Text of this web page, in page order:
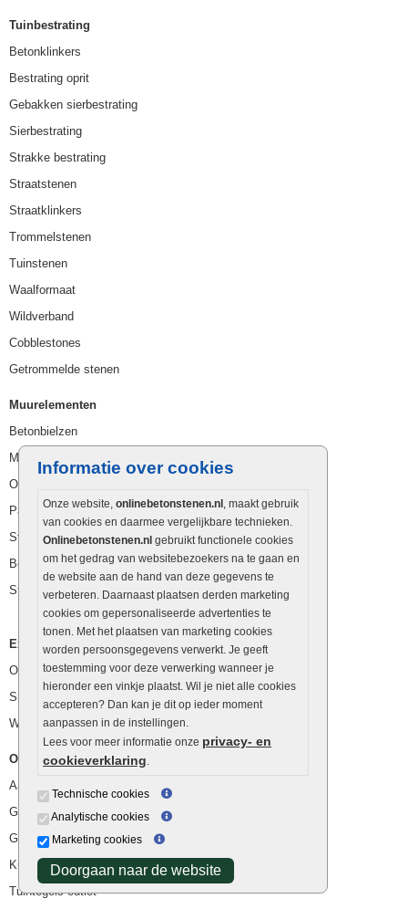
Informatie over cookies
Onze website, onlinebetonstenen.nl , maakt gebruik
van cookies en daarmee vergelijkbare technieken.
Onlinebetonstenen.nl gebruikt functionele cookies
om het gedrag van websitebezoekers na te gaan en
de website aan de hand van deze gegevens te
verbeteren. Daarnaast plaatsen derden marketing
cookies om gepersonaliseerde advertenties te
tonen. Met het plaatsen van marketing cookies
worden persoonsgegevens verwerkt. Je geeft
toestemming voor deze verwerking wanneer je
hieronder een vinkje plaatst. Wil je niet alle cookies
accepteren? Dan kan je dit op ieder moment
aanpassen in de instellingen.
Lees voor meer informatie onze privacy- en
cookieverklaring
Technische cookies
Analytische cookies
Marketing cookies
Doorgaan naar de website
Tuinbestrating
Betonklinkers
Bestrating oprit
Gebakken sierbestrating
Sierbestrating
Strakke bestrating
Straatstenen
Straatklinkers
Trommelstenen
Tuinstenen
Waalformaat
Wildverband
Cobblestones
Getrommelde stenen
Muurelementen
Betonbielzen
Muurstenen
Opsluitbanden
Palissaden
Stapelblokken
Betonblokken
Stapelstenen
Extra benodigdheden
Ophoogzand
Siergrind en siersplit
Waterafvoer
Overig
Aanbiedingen
Goedkope bestrating
Goedkope tuintegels
Kunstgras
Tuintegels outlet